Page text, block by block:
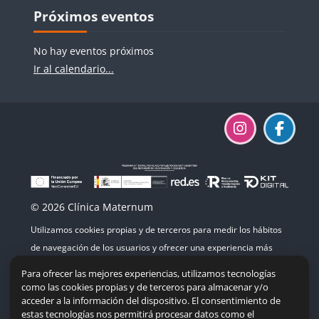
Bloques
Próximos eventos
No hay eventos próximos
Ir al calendario...
© 2026 Clínica Maternum
Utilizamos cookies propias y de terceros para medir los hábitos
de navegación de los usuarios y ofrecer una experiencia más
su uso.
Para ofrecer las mejores experiencias, utilizamos tecnologías
como las cookies propias y de terceros para almacenar y/o
acceder a la información del dispositivo. El consentimiento de
estas tecnologías nos permitirá procesar datos como el